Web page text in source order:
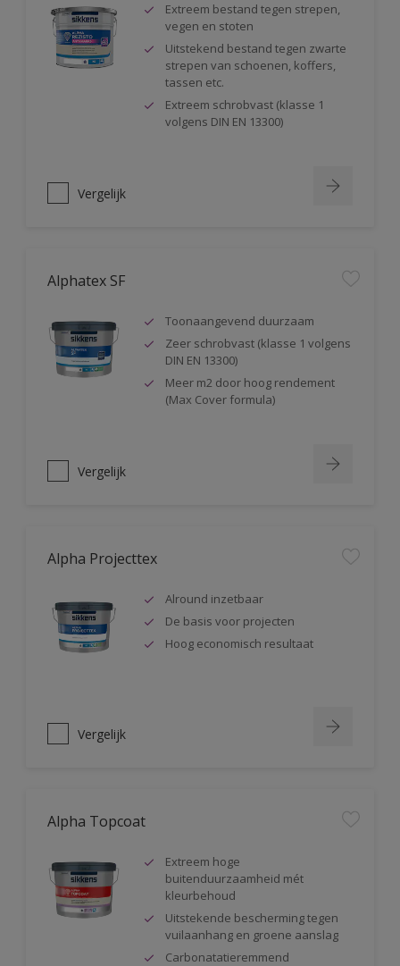
Extreem bestand tegen strepen,
vegen en stoten
Uitstekend bestand tegen zwarte
strepen van schoenen, koffers,
tassen etc.
Extreem schrobvast (klasse 1
volgens DIN EN 13300)
Vergelijk
Alphatex SF
Toonaangevend duurzaam
Zeer schrobvast (klasse 1 volgens
DIN EN 13300)
Meer m2 door hoog rendement
(Max Cover formula)
Vergelijk
Alpha Projecttex
Alround inzetbaar
De basis voor projecten
Hoog economisch resultaat
Vergelijk
Alpha Topcoat
Extreem hoge
buitenduurzaamheid mét
kleurbehoud
Uitstekende bescherming tegen
vuilaanhang en groene aanslag
Carbonatatieremmend